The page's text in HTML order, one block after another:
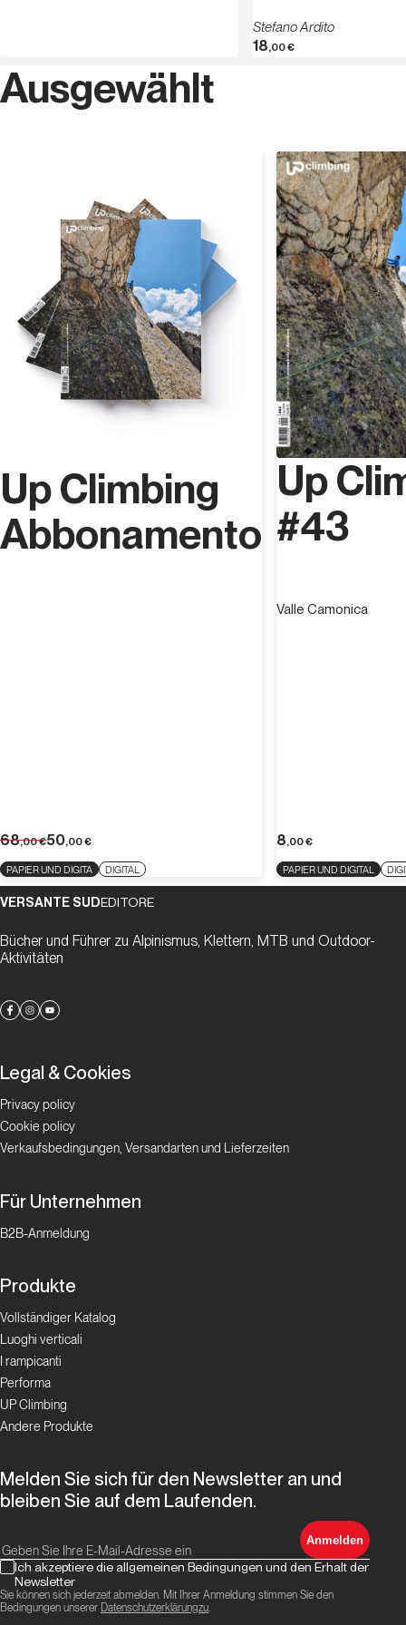
Stefano Ardito
18,00€
Ausgewählt
Up Climbing
Abbonamento
68,00€50,00€
PAPIER UND DIGITA DIGITAL
Up
#43
Valle Camonica
8,00€
PAPIER UND DIGITAL
VERSANTE SUDEDITORE
Bücher und Führer zu Alpinismus, Klettern, MTB und Outdoor-
Aktivitäten
Legal & Cookies
Privacy policy
Cookie policy
Verkaufsbedingungen, Versandarten und Lieferzeiten
Für Unternehmen
B2B-Anmeldung
Produkte
Vollständiger Katalog
Luoghi verticali
I rampicanti
Performa
UP Climbing
Andere Produkte
Melden Sie sich für den Newsletter an und
bleiben Sie auf dem Laufenden.
Anmelden
Ich akzeptiere die allgemeinen Bedingungen und den Erhalt der
Newsletter
Sie können sich jederzeit abmelden. Mit Ihrer Anmeldung stimmen Sie den
Bedingungen unserer Datenschutzerklärungzu.